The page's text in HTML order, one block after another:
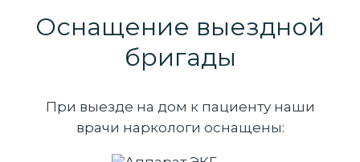
Оснащение выездной
бригады
При выезде на дом к пациенту наши
врачи наркологи оснащены: